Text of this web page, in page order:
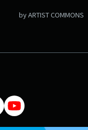
by ARTIST COMMONS